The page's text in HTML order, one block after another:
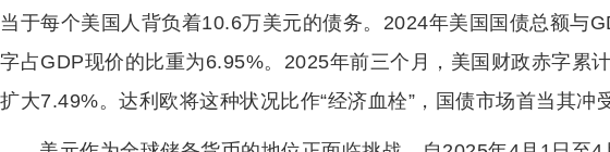
当于每个美国人背负着10.6万美元的债务。2024年美国国债总额与
字占GDP现价的比重为6.95%。2025年前三个月，美国财政赤字累
扩大7.49%。达利欧将这种状况比作“经济血栓”，国债市场首当其冲